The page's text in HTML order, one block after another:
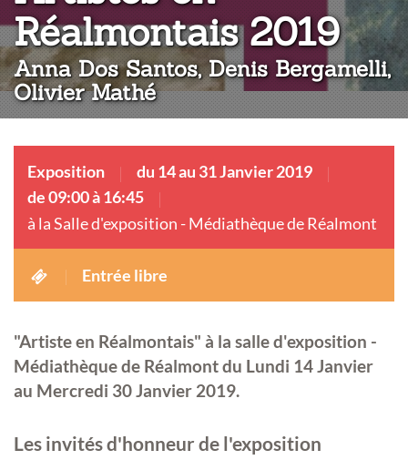
Réalmontais 2019:
Anna Dos Santos, Denis Bergamelli,
Olivier Mathé
Exposition
du 14 au 31 Janvier 2019
de 09:00 à 16:45
à la Salle d'exposition - Médiathèque de Réalmont
Entrée libre
"Artiste en Réalmontais" à la salle d'exposition -
Médiathèque de Réalmont du Lundi 14 Janvier
au Mercredi 30 Janvier 2019.
Les invités d'honneur de l'exposition